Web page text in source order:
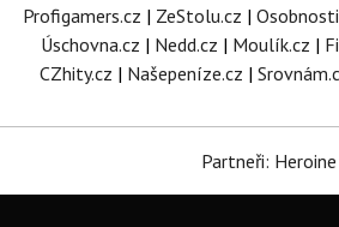
Profigamers.cz | ZeStolu.cz |
Úschovna.cz | Nedd.cz | Moulík.cz |
CZhity.cz | Našepeníze.cz |
Partneři: Heroine